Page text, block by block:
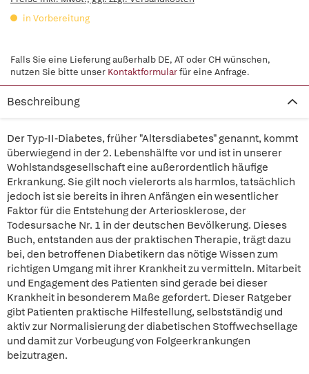
in Vorbereitung
Falls Sie eine Lieferung außerhalb DE, AT oder CH wünschen,
nutzen Sie bitte unser Kontaktformularfür eine Anfrage.
Beschreibung
Der Typ-II-Diabetes, früher "Altersdiabetes" genannt, kommt
überwiegend in der 2. Lebenshälfte vor und ist in unserer
Wohlstandsgesellschaft eine außerordentlich häufige
Erkrankung. Sie gilt noch vielerorts als harmlos, tatsächlich
jedoch ist sie bereits in ihren Anfängen ein wesentlicher
Faktor für die Entstehung der Arteriosklerose, der
Todesursache Nr. 1 in der deutschen Bevölkerung. Dieses
Buch, entstanden aus der praktischen Therapie, trägt dazu
bei, den betroffenen Diabetikern das nötige Wissen zum
richtigen Umgang mit ihrer Krankheit zu vermitteln. Mitarbeit
und Engagement des Patienten sind gerade bei dieser
Krankheit in besonderem Maße gefordert. Dieser Ratgeber
gibt Patienten praktische Hilfestellung, selbstständig und
aktiv zur Normalisierung der diabetischen Stoffwechsellage
und damit zur Vorbeugung von Folgeerkrankungen
beizutragen.